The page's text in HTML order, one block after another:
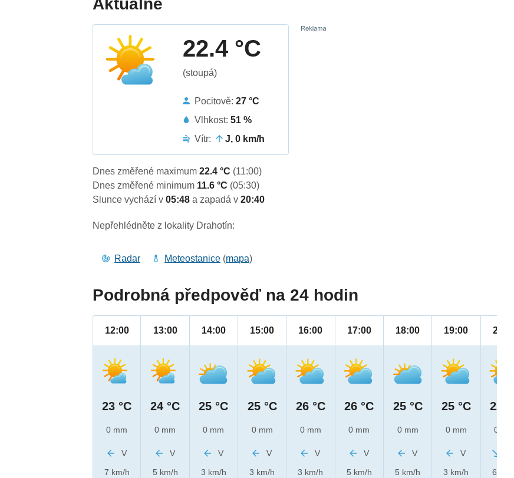
22.4 °C
(stoupá)
Pocitově:27 °C
Vlhkost:51 %
Vítr:
J, 0 km/h
Dnes změřené maximum22.4 °C (11:00)
Dnes změřené minimum 11.6 °C (05:30)
Slunce vychází v05:48a zapadá v20:40
Nepřehlédněte z lokality Drahotín:
Radar Meteostanice (mapa)
Podrobná předpověď na 24 hodin
12:00
23 °C
0 mm
V
7 km/h
13:00
24 °C
0 mm
V
5 km/h
14:00
25 °C
0 mm
V
3 km/h
15:00
25 °C
0 mm
V
3 km/h
16:00
26 °C
0 mm
V
3 km/h
17:00
26 °C
0 mm
V
5 km/h
18:00
25 °C
0 mm
V
5 km/h
19:00
25 °C
0 mm
V
3 km/h
20:00
22 °C
0 mm
6 km/h